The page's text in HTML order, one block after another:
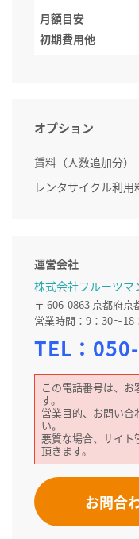
月額目安
初期費用他
オプション
賃料（人数追加分）
レンタサイクル利用
運営会社
株式会社フルーツマ
〒 606-0863 京都府
営業時間：9：30～18
TEL：
この電話番号は、
す。
営業目的、お問い合
い。
悪質な場合、サイト
頂きます。
お問合